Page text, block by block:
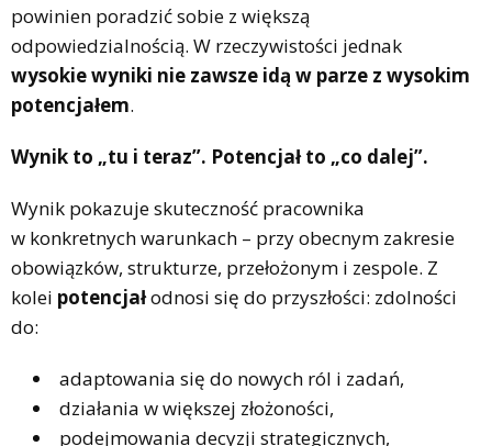
powinien poradzić sobie z większą
odpowiedzialnością. W rzeczywistości jednak
wysokie wyniki nie zawsze idą w parze z wysokim
potencjałem.
Wynik to „tu i teraz”. Potencjał to „co dalej”.
Wynik pokazuje skuteczność pracownika
w konkretnych warunkach – przy obecnym zakresie
obowiązków, strukturze, przełożonym i zespole. Z
kolei potencjałodnosi się do przyszłości: zdolności
do:
adaptowania się do nowych ról i zadań,
działania w większej złożoności,
podejmowania decyzji strategicznych,